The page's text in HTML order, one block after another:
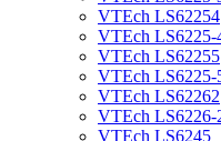
VTEch LS62254
VTEch LS6225-
VTEch LS62255
VTEch LS6225-
VTEch LS62262
VTEch LS6226-
VTEch LS6245